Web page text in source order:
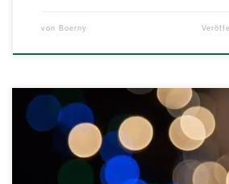
von Boerny
Jeden WhatsApp Nutzer ausspionieren